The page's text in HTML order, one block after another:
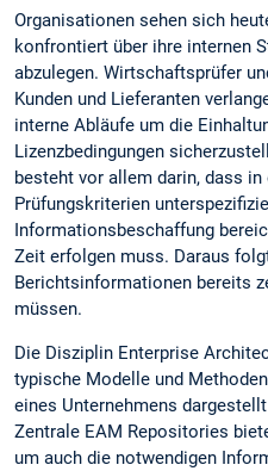
Organisationen sehen sich
konfrontiert über ihre internen
abzulegen. Wirtschaftsprüfer
Kunden und Lieferanten
interne Abläufe um die
Lizenzbedingungen
besteht vor allem darin, dass in
Prüfungskriterien
Informationsbeschaffung
Zeit erfolgen muss. Daraus
Berichtsinformationen bereits
müssen.
Die Disziplin Enterprise
typische Modelle und
eines Unternehmens
Zentrale EAM Repositories
um auch die notwendigen